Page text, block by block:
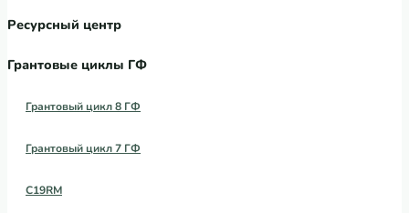
Ресурсный центр
Грантовые циклы ГФ
Грантовый цикл 8 ГФ
Грантовый цикл 7 ГФ
C19RM